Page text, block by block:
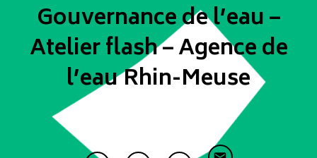
Gouvernance de l’eau –
Atelier flash – Agence de
l’eau Rhin-Meuse